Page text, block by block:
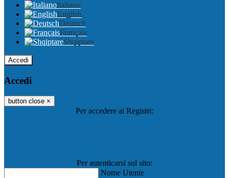
Italiano
English
Deutsch
Français
Shqiptare
Accedi
Accedi
button close ×
Per accedere ai Registri:
Per autenticarsi sul sito:
Nome Utente